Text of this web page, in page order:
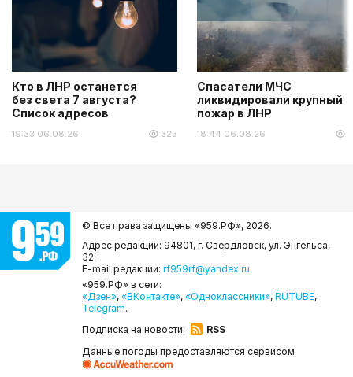
Кто в ЛНР останется
без света 7 августа?
Список адресов
19:33 06.08.26 323
Спасатели МЧС
ликвидировали крупный
пожар в ЛНР
18:44 06.08.26
© Все права защищены «959.РФ», 2026.
Адрес редакции: 94801, г. Свердловск, ул. Энгельса,
32.
E-mail редакции: rf959rf@yandex.ru
«959.РФ» в сети:
«Дзен», «ВКонтакте», «Одноклассники», RUTUBE,
Telegram.
Подписка на новости:
RSS
Данные погоды предоставляются сервисом